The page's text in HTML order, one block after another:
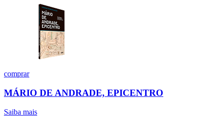
comprar
MÁRIO DE ANDRADE, EPICENTRO
Saiba mais